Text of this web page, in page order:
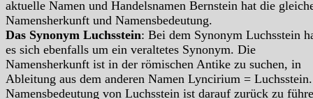
aktuelle Namen und Handelsnamen Bernstein hat die
Namensherkunft und Namensbedeutung.
Das Synonym Luchsstein: Bei dem Synonym Luchsstein
es sich ebenfalls um ein veraltetes Synonym. Die
Namensherkunft ist in der römischen Antike zu suchen, in
Ableitung aus dem anderen Namen Lyncirium =
Namensbedeutung von Luchsstein ist darauf zurück zu